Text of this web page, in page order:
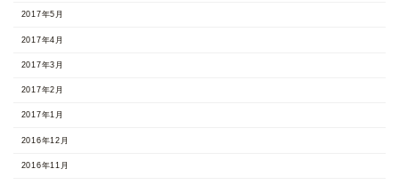
2017年5月
2017年4月
2017年3月
2017年2月
2017年1月
2016年12月
2016年11月